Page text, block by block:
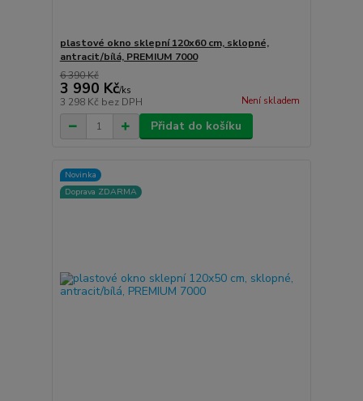
plastové okno sklepní 120x60 cm, sklopné,
antracit/bílá, PREMIUM 7000
6 390 Kč
3 990 Kč/ks
3 298 Kč bez DPH Není skladem
Přidat do košíku
Novinka
Doprava ZDARMA